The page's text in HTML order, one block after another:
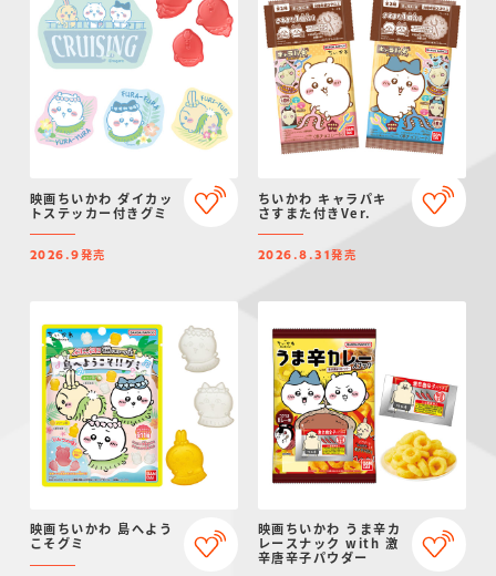
映画ちいかわ ダイカッ
トステッカー付きグミ
2026.9発売
ちいかわ キャラパキ
さすまた付きVer.
2026.8.31発売
映画ちいかわ 島へよう
こそグミ
映画ちいかわ うま辛カ
レースナック with 激
辛唐辛子パウダー